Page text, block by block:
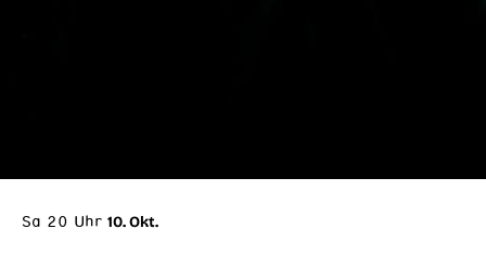
Sa 20 Uhr 10. Okt.